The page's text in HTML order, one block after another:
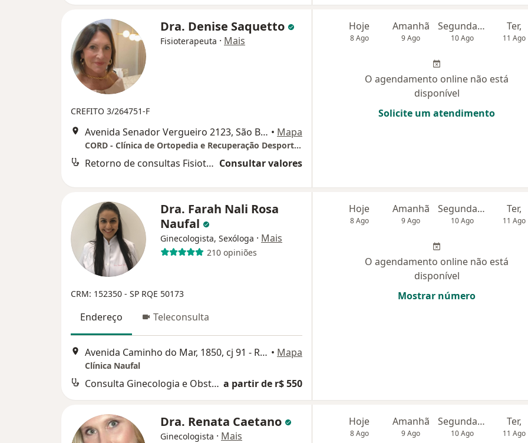
Dra. Denise Saquetto
Fisioterapeuta · Mais
CREFITO 3/264751-F
Avenida Senador Vergueiro 2123, São Bernardo do Campo • Mapa
CORD - Clínica de Ortopedia e Recuperação Desportiva
Retorno de consultas Fisioterapia Consultar valores
Hoje
8 Ago
Amanhã
9 Ago
Segunda-feira
10 Ago
Ter,
11 Ago
O agendamento online não está
disponível
Solicite um atendimento
Dra. Farah Nali Rosa
Naufal
Ginecologista, Sexóloga · Mais
210 opiniões
CRM: 152350 - SP RQE 50173
Endereço Teleconsulta
Avenida Caminho do Mar, 1850, cj 91 - Rudge Ramos, São Bernardo do Campo • Mapa
Clínica Naufal
Consulta Ginecologia e Obstetrícia a partir de r$ 550
Hoje
8 Ago
Amanhã
9 Ago
Segunda-feira
10 Ago
Ter,
11 Ago
O agendamento online não está
disponível
Mostrar número
Dra. Renata Caetano
Ginecologista · Mais
Hoje
8 Ago
Amanhã
9 Ago
Segunda-feira
10 Ago
Ter,
11 Ago